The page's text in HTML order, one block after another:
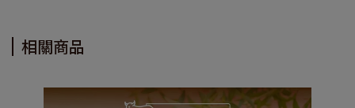
相關商品